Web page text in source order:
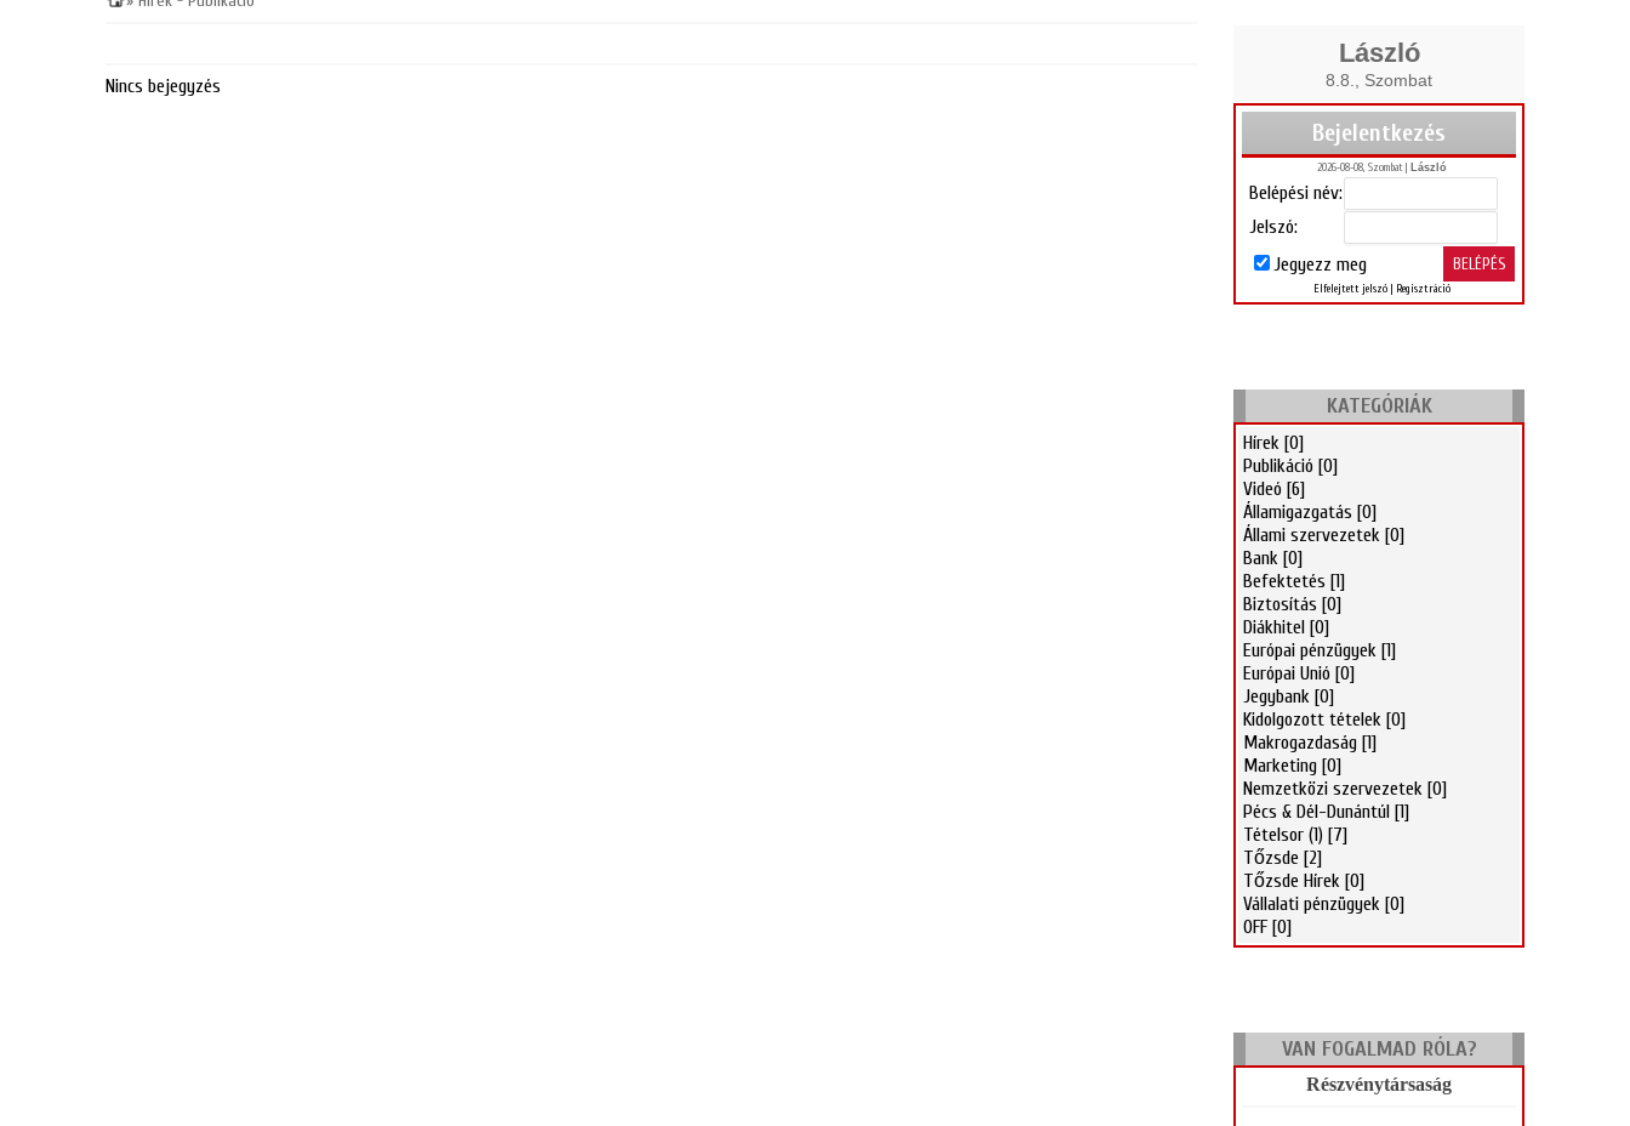
Nincs bejegyzés
László
8.8., Szombat
Bejelentkezés
2026-08-08, Szombat | László
Belépési név:
Jelszó:
Jegyezz meg
Elfelejtett jelszó Regisztráció
KATEGÓRIÁK
Hírek [0]
Publikáció [0]
Videó [6]
Államigazgatás [0]
Állami szervezetek [0]
Bank [0]
Befektetés [1]
Biztosítás [0]
Diákhitel [0]
Európai pénzügyek [1]
Európai Unió [0]
Jegybank [0]
Kidolgozott tételek [0]
Makrogazdaság [1]
Marketing [0]
Nemzetközi szervezetek [0]
Pécs & Dél-Dunántúl [1]
Tételsor (1) [7]
Tőzsde [2]
Tőzsde Hírek [0]
Vállalati pénzügyek [0]
OFF [0]
VAN FOGALMAD RÓLA?
Részvénytársaság